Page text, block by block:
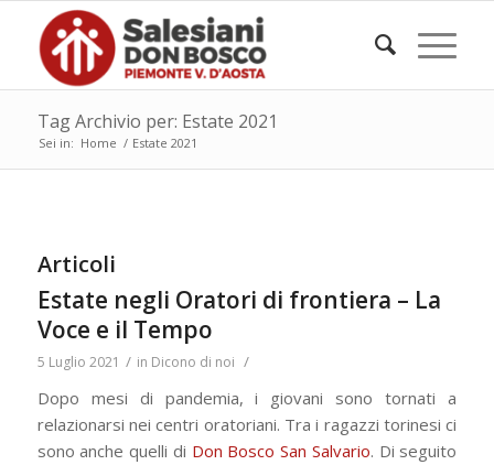
Tag Archivio per: Estate 2021
Sei in: Home / Estate 2021
Articoli
Estate negli Oratori di frontiera – La
Voce e il Tempo
5 Luglio 2021 / in Dicono di noi /
Dopo mesi di pandemia, i giovani sono tornati a
relazionarsi nei centri oratoriani. Tra i ragazzi torinesi ci
sono anche quelli di Don Bosco San Salvario. Di seguito